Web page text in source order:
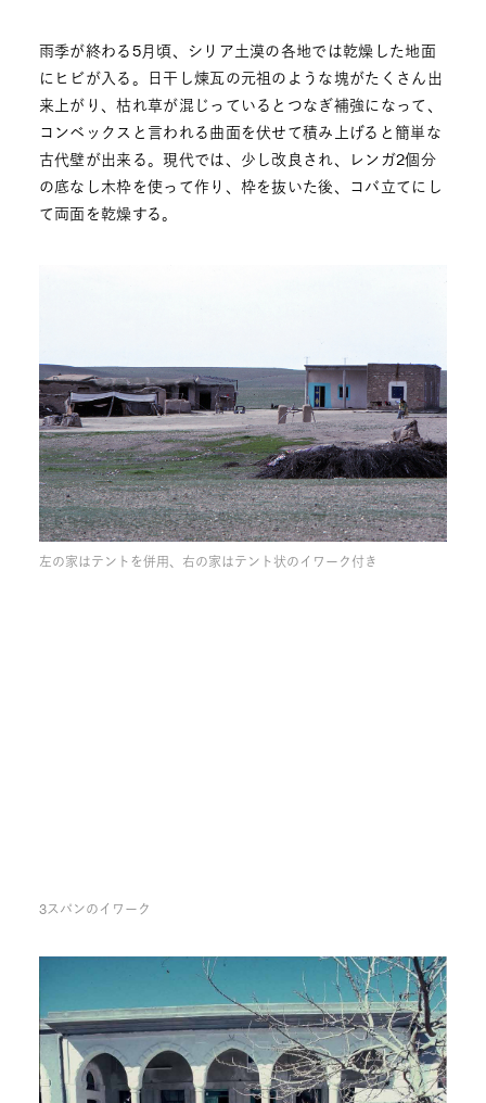
雨季が終わる5月頃、シリア土漠の各地では乾燥した地面
にヒビが入る。日干し煉瓦の元祖のような塊がたくさん出
来上がり、枯れ草が混じっているとつなぎ補強になって、
コンベックスと言われる曲面を伏せて積み上げると簡単な
古代壁が出来る。現代では、少し改良され、レンガ2個分
の底なし木枠を使って作り、枠を抜いた後、コバ立てにし
て両面を乾燥する。
左の家はテントを併用、右の家はテント状のイワーク付き
3スパンのイワーク